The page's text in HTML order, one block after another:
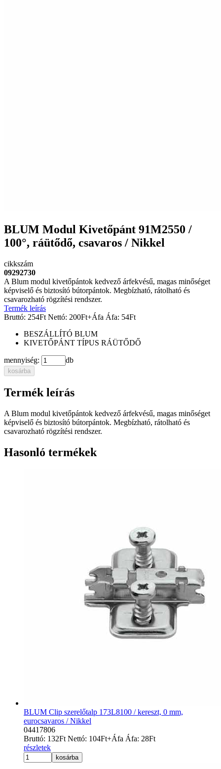
BLUM Modul Kivetőpánt 91M2550 /
100°, ráütődő, csavaros / Nikkel
cikkszám
09292730
A Blum modul kivetőpántok kedvező árfekvésű, magas minőséget
képviselő és biztosító bútorpántok. Megbízható, rátolható és
csavarozható rögzítési rendszer.
Termék leírás
Bruttó: 254Ft Nettó: 200Ft+Áfa Áfa: 54Ft
BESZÁLLÍTÓ BLUM
KIVETŐPÁNT TÍPUS RÁÜTŐDŐ
mennyiség: db
kosárba
Termék leírás
A Blum modul kivetőpántok kedvező árfekvésű, magas minőséget
képviselő és biztosító bútorpántok. Megbízható, rátolható és
csavarozható rögzítési rendszer.
Hasonló termékek
BLUM Clip szerelőtalp 173L8100 / kereszt, 0 mm,
eurocsavaros / Nikkel
04417806
Bruttó: 132Ft Nettó: 104Ft+Áfa Áfa: 28Ft
részletek
kosárba